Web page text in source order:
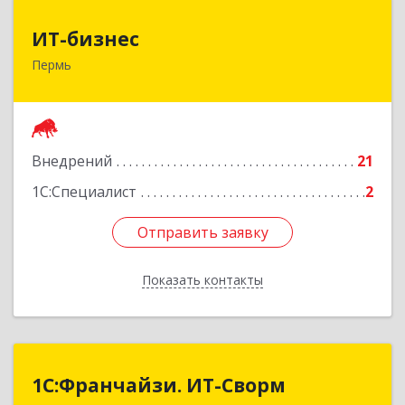
ИТ-бизнес
Пермь
Внедрений
21
1С:Специалист
2
Отправить заявку
Показать контакты
614990, Пермский край, Пермь г, Революции
Отправить заявку
Назад
1С:Франчайзи. ИТ-Сворм
1С:Франчайзи. ИТ-Сворм